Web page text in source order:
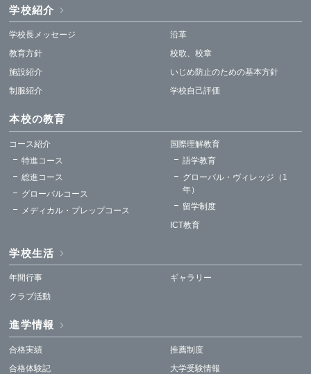
学校紹介
学校長メッセージ
教育方針
施設紹介
制服紹介
沿革
校歌、校章
いじめ防止のための基本方針
学校自己評価
本校の教育
コース紹介
特進コース
総進コース
グローバルコース
メディカル・プレップコース
国際理解教育
語学教育
グローバル・ヴィレッジ（1
年）
留学制度
ICT教育
学校生活
年間行事
クラブ活動
ギャラリー
進学情報
合格実績
合格体験記
推薦制度
大学受験情報